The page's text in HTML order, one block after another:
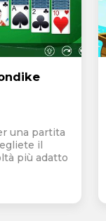
una partita
il
più adatto